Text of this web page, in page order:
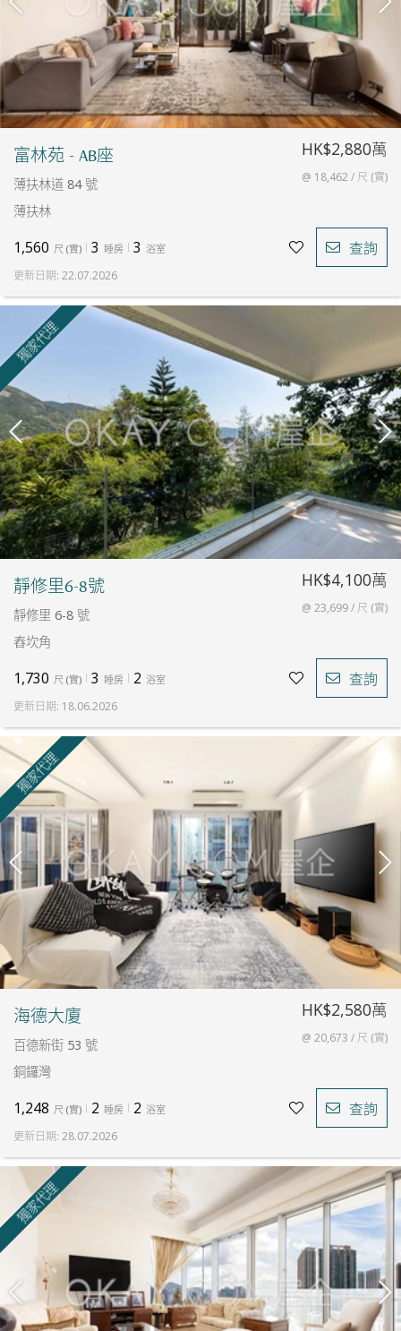
富林苑 - AB座
薄扶林道 84 號
薄扶林
HK$2,880萬
@ 18,462 / 尺 (實)
1,560 尺 (實) 3 睡房 3 浴室 查詢
更新日期: 22.07.2026
靜修里6-8號
靜修里 6-8 號
舂坎角
HK$4,100萬
@ 23,699 / 尺 (實)
1,730 尺 (實) 3 睡房 2 浴室 查詢
更新日期: 18.06.2026
獨家代理
海德大廈
百德新街 53 號
銅鑼灣
HK$2,580萬
@ 20,673 / 尺 (實)
1,248 尺 (實) 2 睡房 2 浴室 查詢
更新日期: 28.07.2026
獨家代理
獨家代理